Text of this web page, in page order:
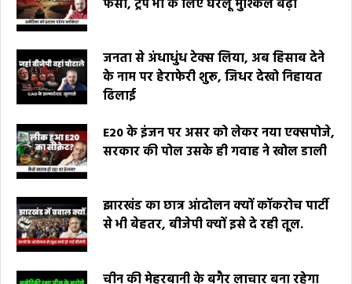
फंसा, ट्रंप भी के लिए घरेलू मुश्किलें बढ़ीं
जनता से अंधाधुंध टेक्स लिया, अब हिसाब देने
के नाम पर हेराफेरी शुरू, जिधर देखो निहायत
ढिलाई
E20 के इंजन पर असर को लेकर नया एक्सपोजे,
सरकार की पोल उसके ही गवाह ने खोल डाली
झारखंड का छात्र आंदोलन क्यों कॉकरोच पार्टी
से भी बेहतर, बीजेपी क्यों इसे दे रही तूल.
चीन की मेहरबानी के बगैर लाचार बना रहेगा